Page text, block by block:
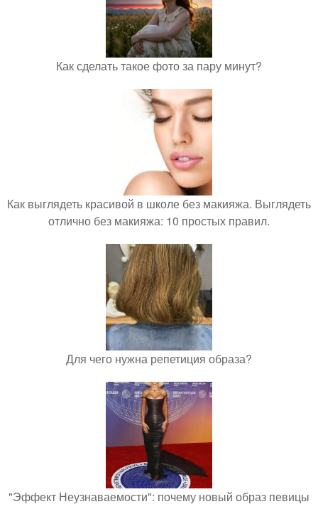
Как сделать такое фото за пару минут?
Как выглядеть красивой в школе без макияжа. Выглядеть
отлично без макияжа: 10 простых правил.
Для чего нужна репетиция образа?
"Эффект Неузнаваемости": почему новый образ певицы